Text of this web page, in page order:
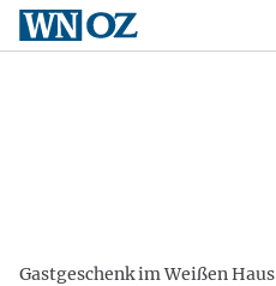
Gastgeschenk im Weißen Haus